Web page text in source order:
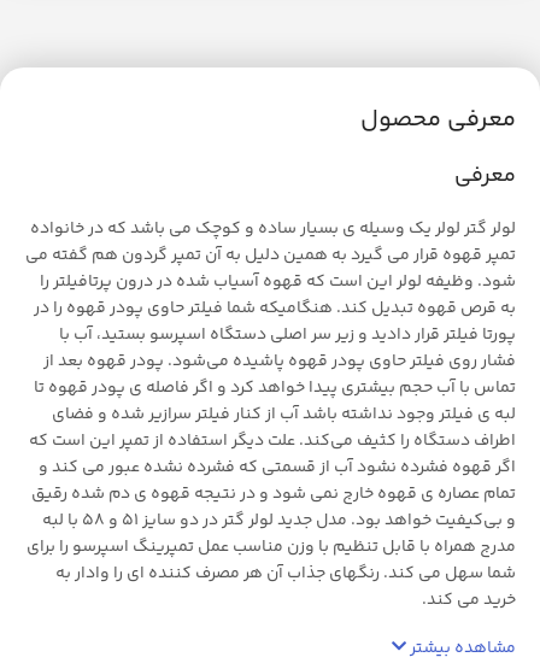
معرفی محصول
معرفی
لولر گتر لولر یک وسیله ی بسیار ساده و کوچک می باشد که در خانواده
تمپر قهوه قرار می گیرد به همین دلیل به آن تمپر گردون هم گفته می
شود. وظیفه لولر این است که قهوه آسیاب شده در درون پرتافیلتر را
به قرص قهوه تبدیل کند. هنگامیکه شما فیلتر حاوی پودر قهوه را در
پورتا‌ فیلتر قرار دادید و زیر سر اصلی دستگاه اسپرسو بستید، آب با
فشار روی فیلتر حاوی پودر قهوه پاشیده می‌شود. پودر قهوه بعد از
تماس با آب حجم بیشتری پیدا خواهد کرد و اگر فاصله ی پودر قهوه تا
لبه ی فیلتر وجود نداشته باشد آب از کنار فیلتر سرازیر شده و فضای
اطراف دستگاه را کثیف می‌کند. علت دیگر استفاده از تمپر این است که
اگر قهوه فشرده نشود آب از قسمتی که فشرده نشده عبور می کند و
تمام عصاره ی قهوه خارج نمی شود و در نتیجه قهوه ی دم شده رقیق
و بی‌کیفیت خواهد بود. مدل جدید لولر گتر در دو سایز 51 و 58 با لبه
مدرج همراه با قابل تنظیم با وزن مناسب عمل تمپرینگ اسپرسو را برای
شما سهل می کند. رنگهای جذاب آن هر مصرف کننده ای را وادار به
خرید می کند.
مشاهده بیشتر